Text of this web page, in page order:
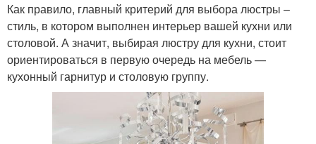
Как правило, главный критерий для выбора люстры –
стиль, в котором выполнен интерьер вашей кухни или
столовой. А значит, выбирая люстру для кухни, стоит
ориентироваться в первую очередь на мебель —
кухонный гарнитур и столовую группу.